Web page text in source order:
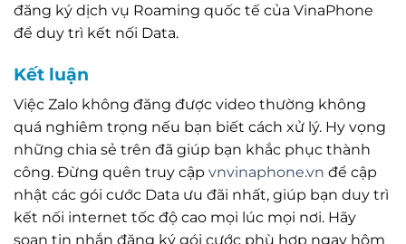
đăng ký dịch vụ Roaming quốc tế của VinaPhone
để duy trì kết nối Data.
Kết luận
Việc Zalo không đăng được video thường không
quá nghiêm trọng nếu bạn biết cách xử lý. Hy vọng
những chia sẻ trên đã giúp bạn khắc phục thành
công. Đừng quên truy cập vnvinaphone.vn để cập
nhật các gói cước Data ưu đãi nhất, giúp bạn duy trì
kết nối internet tốc độ cao mọi lúc mọi nơi. Hãy
soạn tin nhắn đăng ký gói cước phù hợp ngay hôm